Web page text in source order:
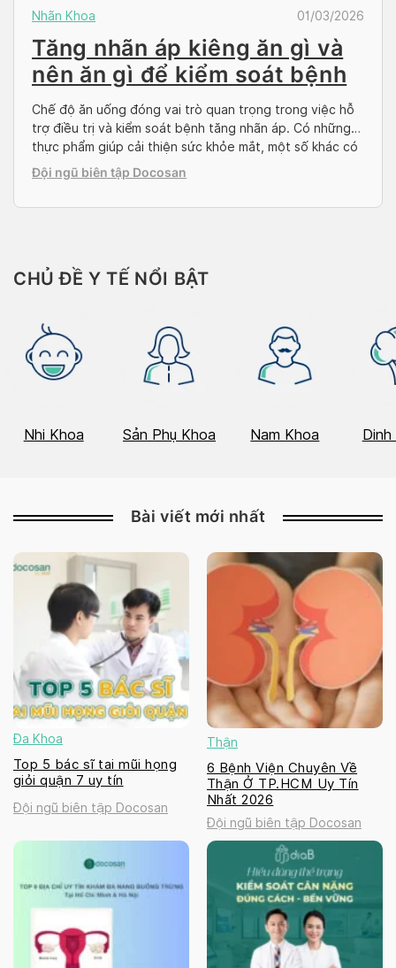
Nhãn Khoa 01/03/2026
Tăng nhãn áp kiêng ăn gì và
nên ăn gì để kiểm soát bệnh
Chế độ ăn uống đóng vai trò quan trọng trong việc hỗ
trợ điều trị và kiểm soát bệnh tăng nhãn áp. Có những
thực phẩm giúp cải thiện sức khỏe mắt, một số khác có
thể gây ảnh hưởng không tốt lên mắt. Vậy tăng nhãn áp
nên kiêng ăn gì để bảo vệ […]
Đội ngũ biên tập Docosan
CHỦ ĐỀ Y TẾ NỔI BẬT
Nhi Khoa Sản Phụ Khoa Nam Khoa Dinh
Bài viết mới nhất
Đa Khoa
Top 5 bác sĩ tai mũi họng
giỏi quận 7 uy tín
Đội ngũ biên tập Docosan
Thận
6 Bệnh Viện Chuyên Về
Thận Ở TP.HCM Uy Tín
Nhất 2026
Đội ngũ biên tập Docosan